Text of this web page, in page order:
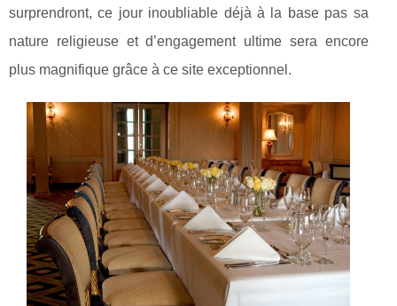
surprendront, ce jour inoubliable déjà à la base pas sa
nature religieuse et d’engagement ultime sera encore
plus magnifique grâce à ce site exceptionnel.